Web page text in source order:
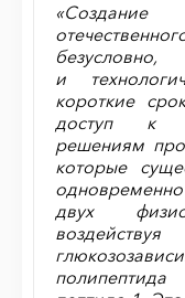
и
короткие
доступ к
решениям
которые
двух